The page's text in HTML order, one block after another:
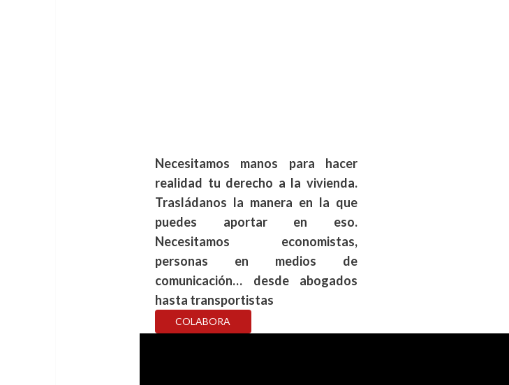
Necesitamos manos para hacer
realidad tu derecho a la vivienda.
Trasládanos la manera en la que
puedes aportar en eso.
Necesitamos economistas,
personas en medios de
comunicación… desde abogados
hasta transportistas
COLABORA